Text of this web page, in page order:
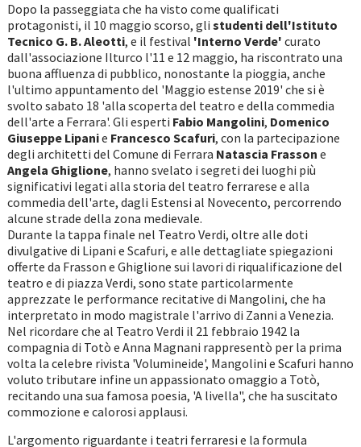
Dopo la passeggiata che ha visto come qualificati
protagonisti, il 10 maggio scorso, gli studenti dell'Istituto
Tecnico G. B. Aleotti, e il festival 'Interno Verde' curato
dall'associazione Ilturco l'11 e 12 maggio, ha riscontrato una
buona affluenza di pubblico, nonostante la pioggia, anche
l'ultimo appuntamento del 'Maggio estense 2019' che si è
svolto sabato 18 'alla scoperta del teatro e della commedia
dell'arte a Ferrara'. Gli esperti Fabio Mangolini, Domenico
Giuseppe Lipanie Francesco Scafuri, con la partecipazione
degli architetti del Comune di Ferrara Natascia Frasson e
Angela Ghiglione, hanno svelato i segreti dei luoghi più
significativi legati alla storia del teatro ferrarese e alla
commedia dell'arte, dagli Estensi al Novecento, percorrendo
alcune strade della zona medievale.
Durante la tappa finale nel Teatro Verdi, oltre alle doti
divulgative di Lipani e Scafuri, e alle dettagliate spiegazioni
offerte da Frasson e Ghiglione sui lavori di riqualificazione del
teatro e di piazza Verdi, sono state particolarmente
apprezzate le performance recitative di Mangolini, che ha
interpretato in modo magistrale l'arrivo di Zanni a Venezia.
Nel ricordare che al Teatro Verdi il 21 febbraio 1942 la
compagnia di Totò e Anna Magnani rappresentò per la prima
volta la celebre rivista 'Volumineide', Mangolini e Scafuri hanno
voluto tributare infine un appassionato omaggio a Totò,
recitando una sua famosa poesia, 'A livella", che ha suscitato
commozione e calorosi applausi.
L'argomento riguardante i teatri ferraresi e la formula